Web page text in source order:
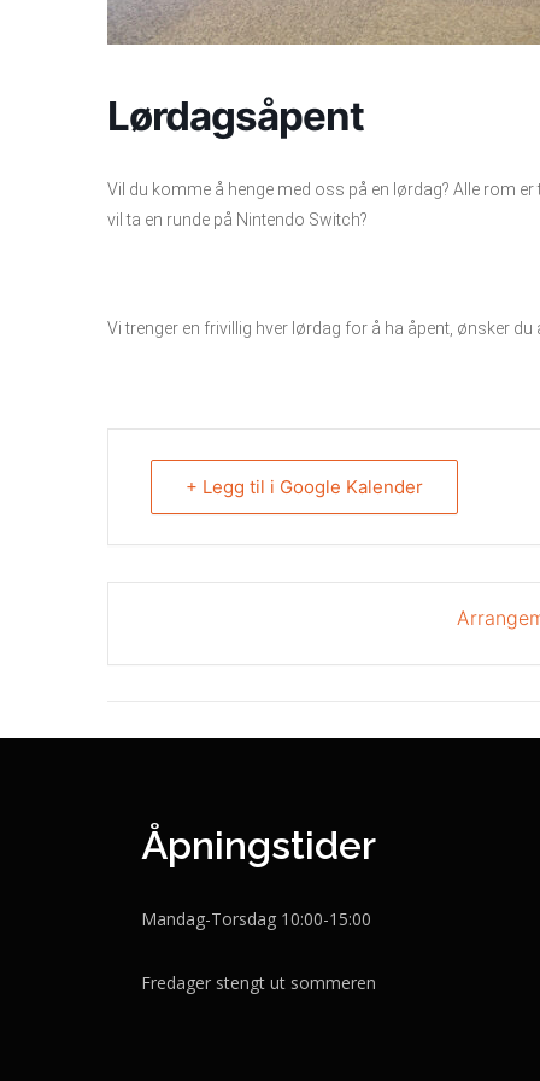
Lørdagsåpent
Vil du komme å henge med oss på en lørdag? Alle rom
vil ta en runde på Nintendo Switch?
Vi trenger en frivillig hver lørdag for å ha åpent, ønsker
+ Legg til i Google Kalender
Åpningstider
Mandag-Torsdag 10:00-15:00
Fredager stengt ut sommeren